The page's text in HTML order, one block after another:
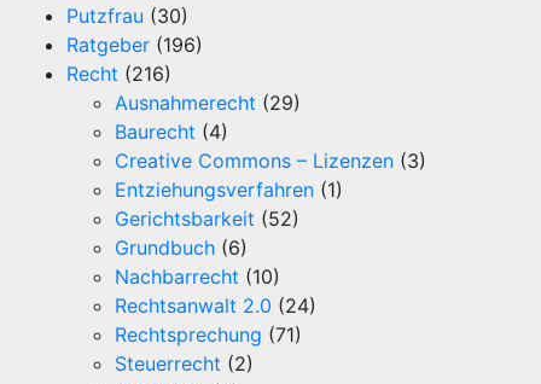
Putzfrau (30)
Ratgeber (196)
Recht (216)
Ausnahmerecht (29)
Baurecht (4)
Creative Commons – Lizenzen (3)
Entziehungsverfahren (1)
Gerichtsbarkeit (52)
Grundbuch (6)
Nachbarrecht (10)
Rechtsanwalt 2.0 (24)
Rechtsprechung (71)
Steuerrecht (2)